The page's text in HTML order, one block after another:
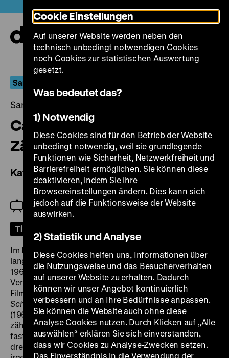
zum
Seiteninhalt
springen
Sammelt Filme!
Samstag, 21. September 2024, 18.00 Uhr
Cattorna – verbotene
Zärtlichkeiten
Kattorna
Zu Gast: Kai Nowak
Tickets
Im Kino der Nachkriegszeit waren sexuelle Themen
lange tabu. Dass sich das in der Bundesrepublik der
1960er Jahre änderte und liberale Ansichten
Verbreitung fanden, ist auch mehreren schwedischen
Filmen zu verdanken, darunter Ingmar Bergmans
Schweigen(Tystnaden, 1963) und Vilgot Sjömans491
(1963). Zu diesen skandalträchtigen „Schwedenfilmen“
zählt auchCattorna – verbotene Zärtlichkeiten. Die
fast ausnahmslos mit Frauen besetzte Geschichte
dreht sich um die Arbeiterinnen einer Großwäscherei,
Cookie Einstellungen
Auf unserer Website werden neben den
technisch unbedingt notwendigen Cookies
noch Cookies zur statistischen Auswertung
gesetzt.
Was bedeutet das?
1) Notwendig
Diese Cookies sind für den Betrieb der Website
unbedingt notwendig, weil sie grundlegende
Funktionen wie Sicherheit, Netzwerkfreiheit und
Barrierefreiheit ermöglichen. Sie können diese
deaktivieren, indem Sie ihre
Browsereinstellungen ändern. Dies kann sich
jedoch auf die Funktionsweise der Website
auswirken.
2) Statistik und Analyse
Diese Cookies helfen uns, Informationen über
die Nutzungsweise und das Besucherverhalten
auf unserer Website zu erhalten. Dadurch
können wir unser Angebot kontinuierlich
verbessern und an Ihre Bedürfnisse anpassen.
Sie können die Website auch ohne diese
Analyse Cookies nutzen. Durch Klicken auf „Alle
auswählen“ erklären Sie sich einverstanden,
dass wir Cookies zu Analyse-Zwecken setzen.
Das Einverständnis in die Verwendung der